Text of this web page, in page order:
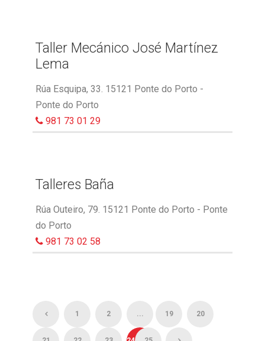
Taller Mecánico José Martínez
Lema
Rúa Esquipa, 33. 15121 Ponte do Porto -
Ponte do Porto
981 73 01 29
Talleres Baña
Rúa Outeiro, 79. 15121 Ponte do Porto - Ponte
do Porto
981 73 02 58
1 2 ... 19 20